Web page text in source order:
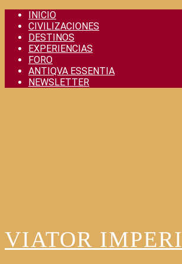
Skip
content
INICIO
CIVILIZACIONES
DESTINOS
EXPERIENCIAS
FORO
ANTIQVA ESSENTIA
NEWSLETTER
VIATOR IMPERI